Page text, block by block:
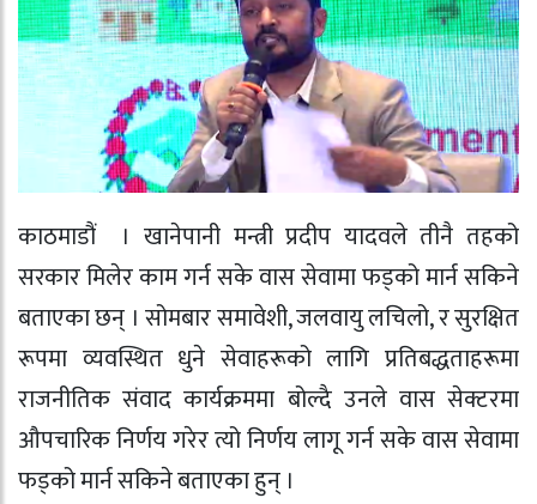
काठमाडौं । खानेपानी मन्त्री प्रदीप यादवले तीनै तहको
सरकार मिलेर काम गर्न सके वास सेवामा फड्को मार्न सकिने
बताएका छन् । सोमबार समावेशी, जलवायु लचिलो, र सुरक्षित
रूपमा व्यवस्थित धुने सेवाहरूको लागि प्रतिबद्धताहरूमा
राजनीतिक संवाद कार्यक्रममा बोल्दै उनले वास सेक्टरमा
औपचारिक निर्णय गरेर त्यो निर्णय लागू गर्न सके वास सेवामा
फड्को मार्न सकिने बताएका हुन् ।